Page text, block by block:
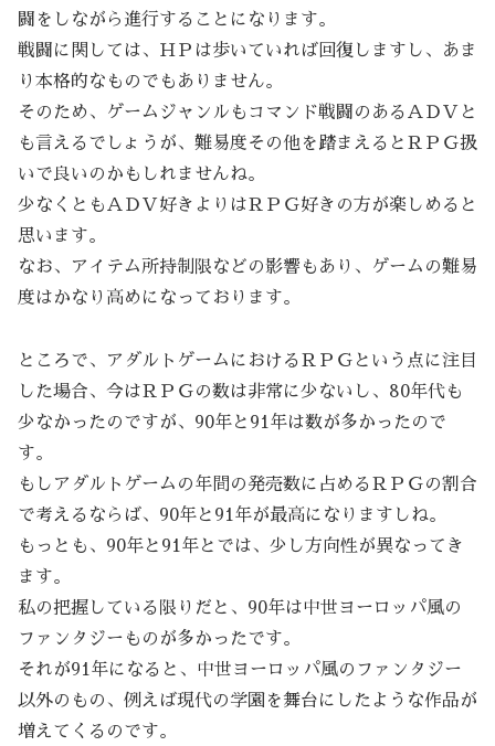
闘をしながら進行することになります。
戦闘に関しては、ＨＰは歩いていれば回復しますし、あま
り本格的なものでもありません。
そのため、ゲームジャンルもコマンド戦闘のあるＡＤＶと
も言えるでしょうが、難易度その他を踏まえるとＲＰＧ扱
いで良いのかもしれませんね。
少なくともＡＤＶ好きよりはＲＰＧ好きの方が楽しめると
思います。
なお、アイテム所持制限などの影響もあり、ゲームの難易
度はかなり高めになっております。
ところで、アダルトゲームにおけるＲＰＧという点に注目
した場合、今はＲＰＧの数は非常に少ないし、80年代も
少なかったのですが、90年と91年は数が多かったので
す。
もしアダルトゲームの年間の発売数に占めるＲＰＧの割合
で考えるならば、90年と91年が最高になりますしね。
もっとも、90年と91年とでは、少し方向性が異なってき
ます。
私の把握している限りだと、90年は中世ヨーロッパ風の
ファンタジーものが多かったです。
それが91年になると、中世ヨーロッパ風のファンタジー
以外のもの、例えば現代の学園を舞台にしたような作品が
増えてくるのです。